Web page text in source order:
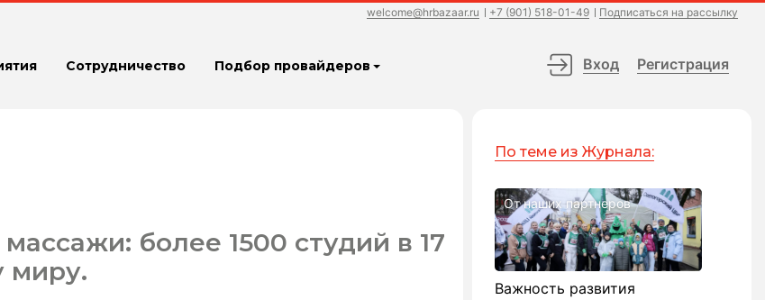
welcome@hrbazaar.ru +7 (901) 518-01-49 Подписаться на рассылку
Сотрудничество Подбор провайдеров Вход Регистрация
более 1500 студий в 17
миру.
По теме из Журнала:
От наших партнеров
Важность развития